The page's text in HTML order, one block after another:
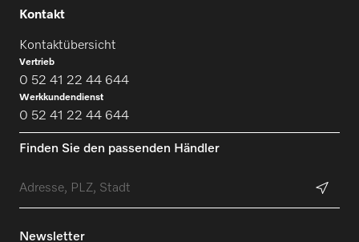
Kontakt
Kontaktübersicht
Vertrieb
0 52 41 22 44 644
Werkkundendienst
0 52 41 22 44 644
Finden Sie den passenden Händler
Newsletter